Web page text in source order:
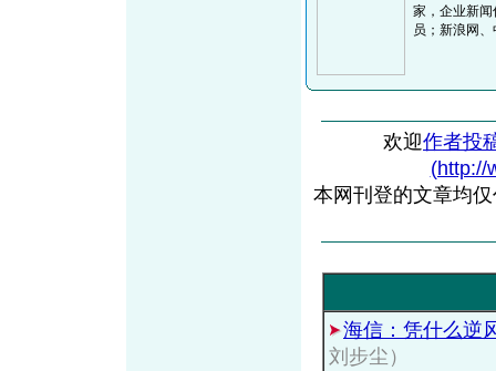
家，企业新
员；新浪网
欢迎作者投
(http://
本网刊登的文章均
海信：凭什么逆
刘步尘）